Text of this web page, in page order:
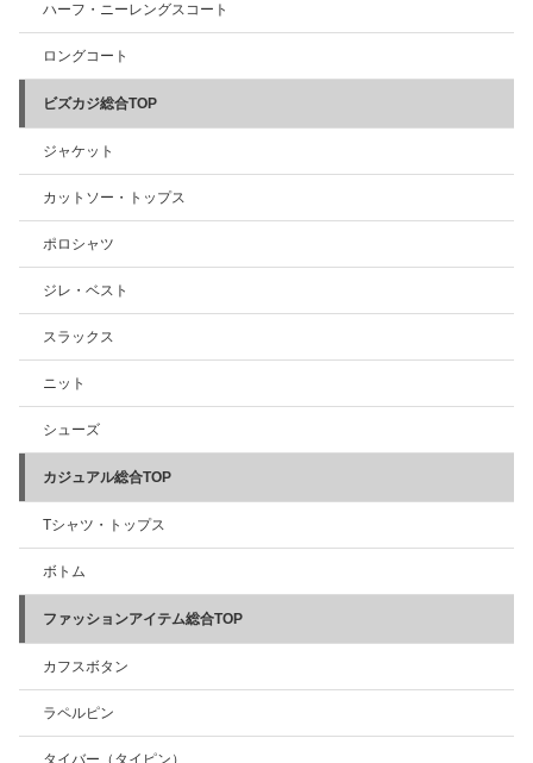
ハーフ・ニーレングスコート
ロングコート
ビズカジ総合TOP
ジャケット
カットソー・トップス
ポロシャツ
ジレ・ベスト
スラックス
ニット
シューズ
カジュアル総合TOP
Tシャツ・トップス
ボトム
ファッションアイテム総合TOP
カフスボタン
ラペルピン
タイバー（タイピン）